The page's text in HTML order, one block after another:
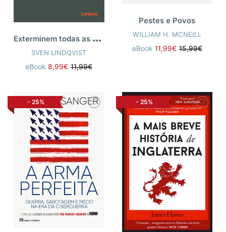
E
xterminem todas as Bestas
SVEN LINDQVIST
eBook 8,99€ 11,99€
Pestes e Povos
WILLIAM H. MCNEILL
eBook 11,99€ 15,99€
- 25% - 25%